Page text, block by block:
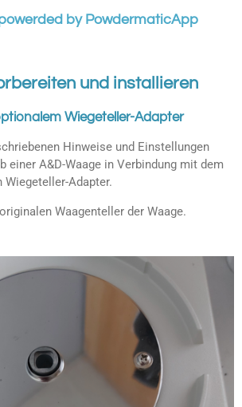
by PowdermaticApp
und installieren
Wiegeteller-Adapter
Hinweise und Einstellungen
einer A&D-Waage in Verbindung mit dem
Adapter.
Waagenteller der Waage.